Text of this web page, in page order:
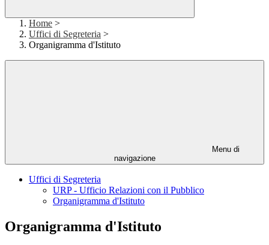
Home >
Uffici di Segreteria >
Organigramma d'Istituto
Menu di
navigazione
Uffici di Segreteria
URP - Ufficio Relazioni con il Pubblico
Organigramma d'Istituto
Organigramma d'Istituto